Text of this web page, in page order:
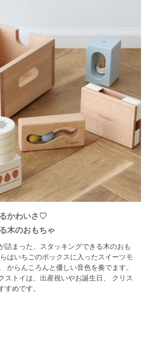
かわいさ♡
木のおもちゃ
詰まった、スタッキングできる木のおも
はいちごのボックスに入ったスイーツモ
からんころんと優しい音色を奏でます。
ストイは、出産祝いやお誕生日、
クリス
すめです。